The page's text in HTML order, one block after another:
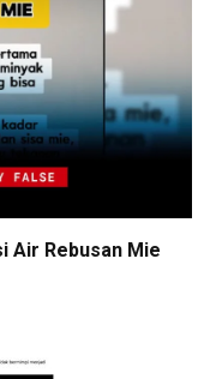
Air Rebusan Mie